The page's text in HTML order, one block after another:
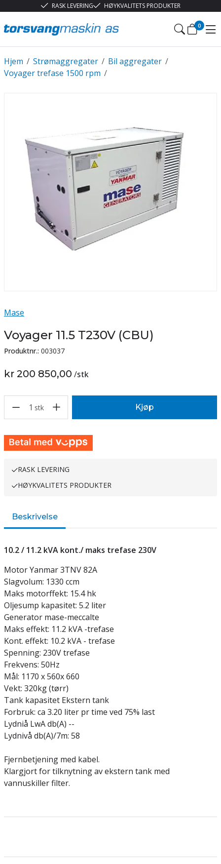
RASK LEVERING HØYKVALITETS PRODUKTER
0
/
Hjem /
Strømaggregater /
Bil aggregater
/
Voyager trefase 1500 rpm
Mase
Voyager 11.5 T230V (CBU)
Produktnr.: 003037
kr 200 850,00 /stk
1 stk Kjøp
RASK LEVERING
HØYKVALITETS PRODUKTER
Beskrivelse
10.2 / 11.2 kVA kont./ maks trefase 230V
Motor Yanmar 3TNV 82A
Slagvolum: 1330 ccm
Maks motorffekt: 15.4 hk
Oljesump kapasitet: 5.2 liter
Generator mase-meccalte
Maks effekt: 11.2 kVA -trefase
Kont. effekt: 10.2 kVA - trefase
Spenning: 230V trefase
Frekvens: 50Hz
Mål: 1170 x 560x 660
Vekt: 320kg (tørr)
Tank kapasitet Ekstern tank
Forbruk: ca 3.20 liter pr time ved 75% last
Lydniå LwA db(A) --
Lydnivå db(A)/7m: 58
Fjernbetjening med kabel.
Klargjort for tilknytning av ekstern tank med
vannuskiller filter.